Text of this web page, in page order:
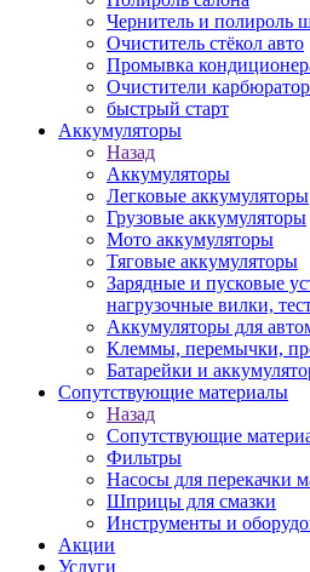
Чернитель и полироль
Очиститель стёкол авто
Промывка
Очистители
быстрый старт
Аккумуляторы
Назад
Аккумуляторы
Легковые аккумуляторы
Грузовые аккумуляторы
Мото аккумуляторы
Тяговые аккумуляторы
Зарядные и пусковые
нагрузочные вилки,
Аккумуляторы для
Клеммы, перемычки,
Батарейки и
Сопутствующие материалы
Назад
Сопутствующие
Фильтры
Насосы для перекачки
Шприцы для смазки
Инструменты и
Акции
Услуги